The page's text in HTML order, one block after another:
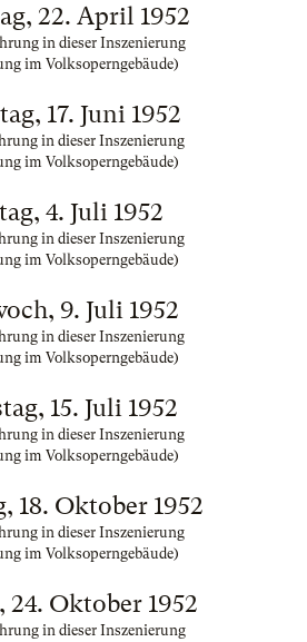
22. April 1952
in dieser Inszenierung
im Volksoperngebäude)
17. Juni 1952
in dieser Inszenierung
im Volksoperngebäude)
4. Juli 1952
in dieser Inszenierung
im Volksoperngebäude)
9. Juli 1952
in dieser Inszenierung
im Volksoperngebäude)
15. Juli 1952
in dieser Inszenierung
im Volksoperngebäude)
18. Oktober 1952
in dieser Inszenierung
im Volksoperngebäude)
24. Oktober 1952
in dieser Inszenierung